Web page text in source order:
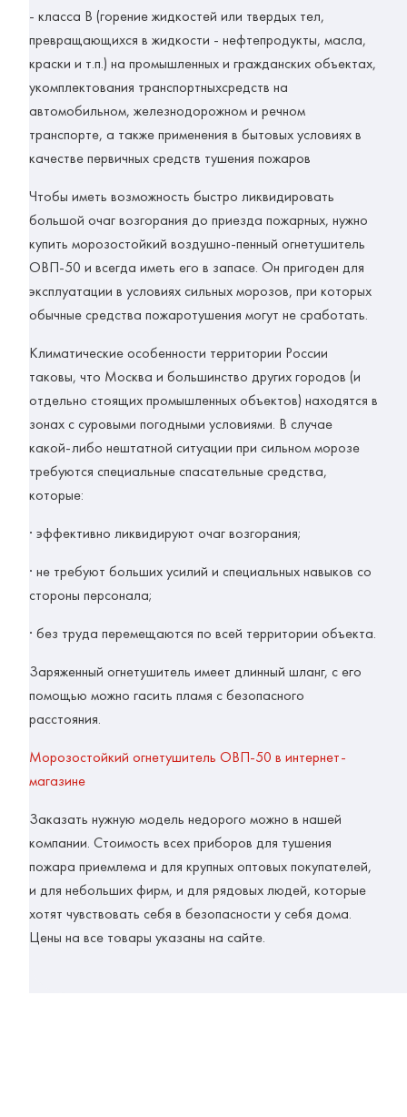
- класса В (горение жидкостей или твердых тел,
превращающихся в жидкости - нефтепродукты, масла,
краски и т.п.) на промышленных и гражданских объектах,
укомплектования транспортныхсредств на
автомобильном, железнодорожном и речном
транспорте, а также применения в бытовых условиях в
качестве первичных средств тушения пожаров
Чтобы иметь возможность быстро ликвидировать
большой очаг возгорания до приезда пожарных, нужно
купить морозостойкий воздушно-пенный огнетушитель
ОВП-50 и всегда иметь его в запасе. Он пригоден для
эксплуатации в условиях сильных морозов, при которых
обычные средства пожаротушения могут не сработать.
Климатические особенности территории России
таковы, что Москва и большинство других городов (и
отдельно стоящих промышленных объектов) находятся в
зонах с суровыми погодными условиями. В случае
какой-либо нештатной ситуации при сильном морозе
требуются специальные спасательные средства,
которые:
· эффективно ликвидируют очаг возгорания;
· не требуют больших усилий и специальных навыков со
стороны персонала;
· без труда перемещаются по всей территории объекта.
Заряженный огнетушитель имеет длинный шланг, с его
помощью можно гасить пламя с безопасного
расстояния.
Морозостойкий огнетушитель ОВП-50 в интернет-
магазине
Заказать нужную модель недорого можно в нашей
компании. Стоимость всех приборов для тушения
пожара приемлема и для крупных оптовых покупателей,
и для небольших фирм, и для рядовых людей, которые
хотят чувствовать себя в безопасности у себя дома.
Цены на все товары указаны на сайте.